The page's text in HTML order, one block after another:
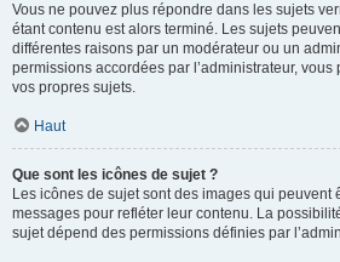
Vous ne pouvez plus répondre dans les sujets
étant contenu est alors terminé. Les sujets
différentes raisons par un modérateur ou un
permissions accordées par l’administrateur,
vos propres sujets.
Haut
Que sont les icônes de sujet ?
Les icônes de sujet sont des images qui peuvent
messages pour refléter leur contenu. La
sujet dépend des permissions définies par